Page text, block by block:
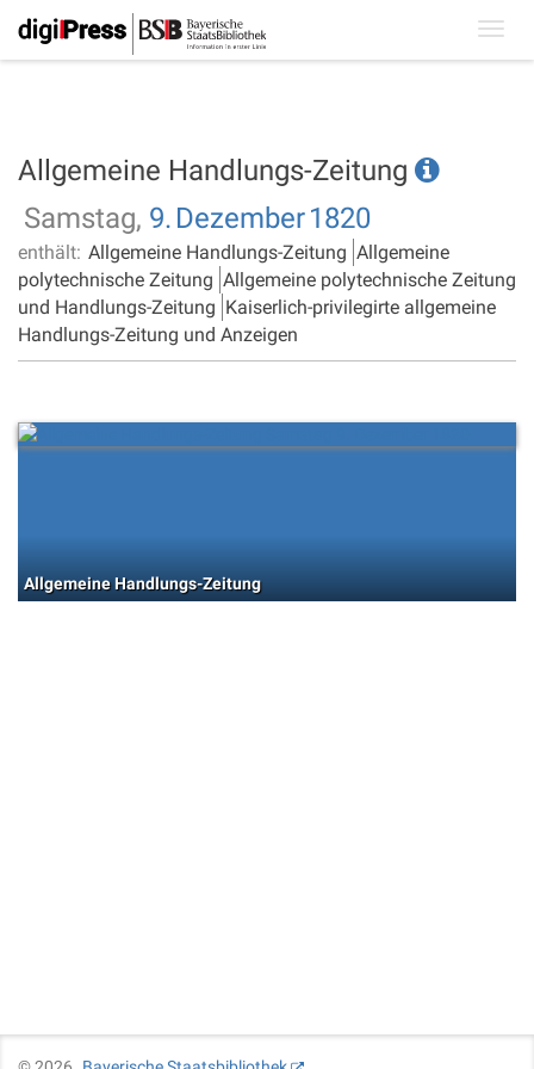
Allgemeine Handlungs-Zeitung
Samstag, 9. Dezember1820
enthält: Allgemeine Handlungs-Zeitung Allgemeine
polytechnische Zeitung Allgemeine polytechnische Zeitung
und Handlungs-Zeitung Kaiserlich-privilegirte allgemeine
Handlungs-Zeitung und Anzeigen
Allgemeine Handlungs-Zeitung